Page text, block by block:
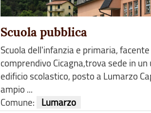
Scuola pubblica
Scuola dell'infanzia e primaria,
comprendivo Cicagna,trova sede in
edificio scolastico, posto a Lumarzo
ampio ...
Comune:
Lumarzo